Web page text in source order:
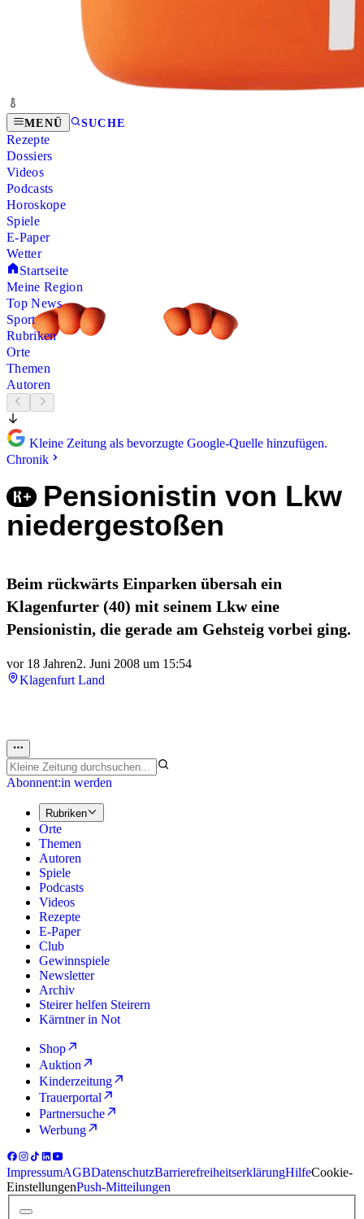
MENÜ SUCHE
Rezepte
Dossiers
Videos
Podcasts
Horoskope
Spiele
E-Paper
Wetter
Startseite
Meine Region
Top News
Sport
Rubriken
Orte
Themen
Autoren
Kleine Zeitung als bevorzugte Google-Quelle hinzufügen.
Chronik
Pensionistin von Lkw
niedergestoßen
Beim rückwärts Einparken übersah ein
Klagenfurter (40) mit seinem Lkw eine
Pensionistin, die gerade am Gehsteig vorbei ging.
vor 18 Jahren2. Juni 2008 um 15:54
Klagenfurt Land
Abonnent:in werden
Rubriken
Orte
Themen
Autoren
Spiele
Podcasts
Videos
Rezepte
E-Paper
Club
Gewinnspiele
Newsletter
Archiv
Steirer helfen Steirern
Kärntner in Not
Shop
Auktion
Kinderzeitung
Trauerportal
Partnersuche
Werbung
ImpressumAGBDatenschutzBarrierefreiheitserklärungHilfeCookie-
EinstellungenPush-Mitteilungen